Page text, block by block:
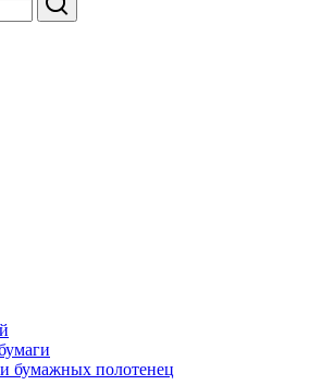
бумажных полотенец